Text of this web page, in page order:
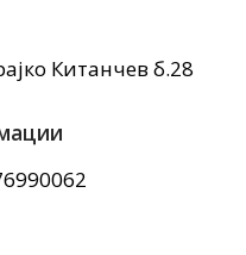
Китанчев б.28